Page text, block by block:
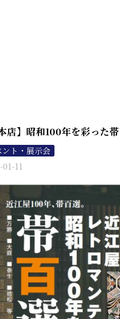
本店】昭和100年を彩った
ント・展示会
11